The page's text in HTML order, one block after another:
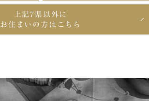
上記7県以外に
お住まいの方はこちら